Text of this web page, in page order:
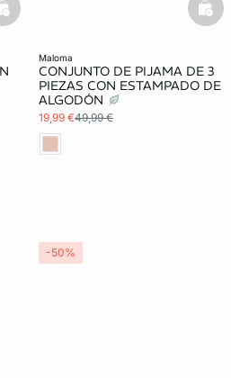
basketfull
maloma
CONJUNTO DE PIJAMA DE 3
PIEZAS CON ESTAMPADO DE
ALGODÓN
19,99 €49,99 €
-50%